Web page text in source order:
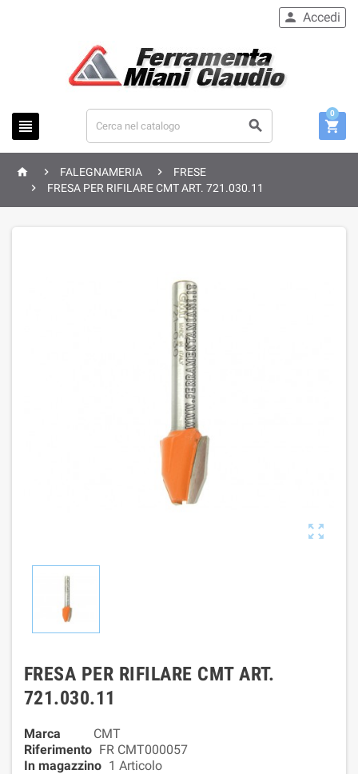
 
 Accedi

0
  FALEGNAMERIA 
FRESE

FRESA PER RIFILARE CMT ART. 721.030.11

FRESA PER RIFILARE CMT ART.
721.030.11
Marca
CMT
Riferimento FR CMT000057
In magazzino 1 Articolo